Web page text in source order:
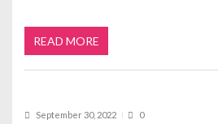
READ MORE
September 30, 2022 0